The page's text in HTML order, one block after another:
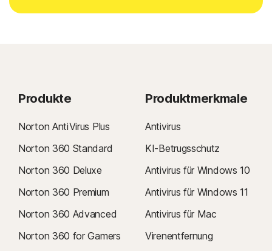
Produkte
Norton AntiVirus Plus
Norton 360 Standard
Norton 360 Deluxe
Norton 360 Premium
Norton 360 Advanced
Norton 360 for Gamers
Produktmerkmale
Antivirus
KI-Betrugsschutz
Antivirus für Windows 10
Antivirus für Windows 11
Antivirus für Mac
Virenentfernung